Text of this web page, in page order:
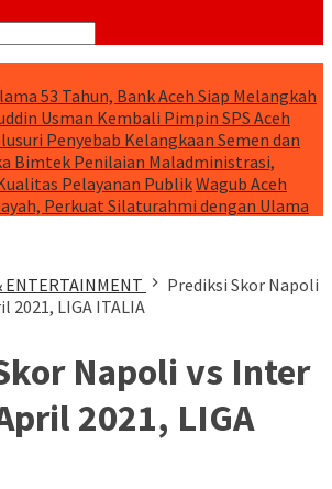
53 Tahun, Bank Aceh Siap Melangkah
Usman Kembali Pimpin SPS Aceh
Penyebab Kelangkaan Semen dan
Bimtek Penilaian Maladministrasi,
Pelayanan PublikWagub Aceh
Perkuat Silaturahmi dengan Ulama
ENTERTAINMENT
Prediksi Skor Napoli
2021, LIGA ITALIA
Napoli vs Inter
2021, LIGA